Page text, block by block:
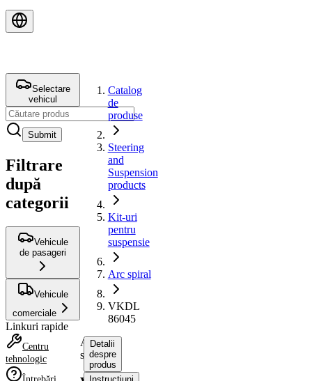
Selectare
vehicul
Submit
Filtrare
după
categorii
Vehicule
de pasageri
Vehicule
comerciale
Linkuri rapide
Centru
tehnologic
Catalog
de
produse
Steering
and
Suspension
products
Kit-uri
pentru
suspensie
Arc spiral
VKDL
86045
Arc
spiral
Detalii
despre
produs